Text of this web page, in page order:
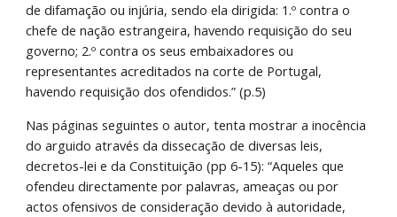
de difamação ou injúria, sendo ela dirigida: 1.º contra o
chefe de nação estrangeira, havendo requisição do seu
governo; 2.º contra os seus embaixadores ou
representantes acreditados na corte de Portugal,
havendo requisição dos ofendidos.” (p.5)
Nas páginas seguintes o autor, tenta mostrar a inocência
do arguido através da dissecação de diversas leis,
decretos-lei e da Constituição (pp 6-15): “Aqueles que
ofendeu directamente por palavras, ameaças ou por
actos ofensivos de consideração devido à autoridade,